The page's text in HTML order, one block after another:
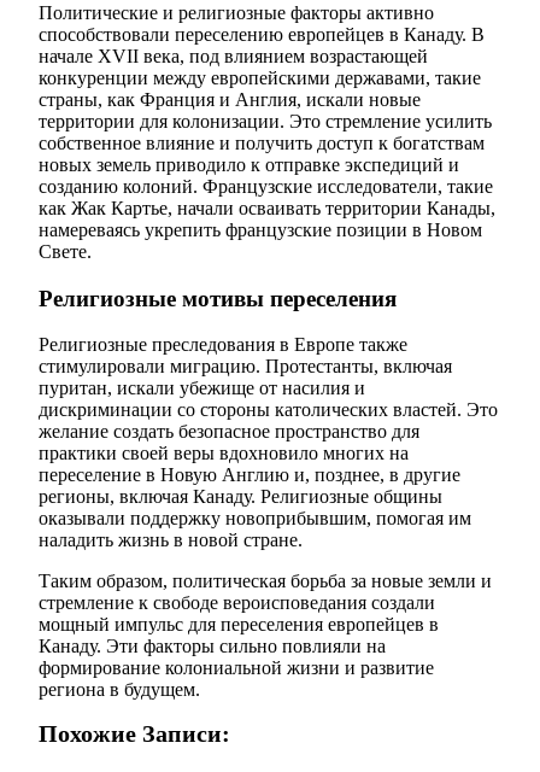
Политические и религиозные факторы активно
способствовали переселению европейцев в Канаду. В
начале XVII века, под влиянием возрастающей
конкуренции между европейскими державами, такие
страны, как Франция и Англия, искали новые
территории для колонизации. Это стремление усилить
собственное влияние и получить доступ к богатствам
новых земель приводило к отправке экспедиций и
созданию колоний. Французские исследователи, такие
как Жак Картье, начали осваивать территории Канады,
намереваясь укрепить французские позиции в Новом
Свете.
Религиозные мотивы переселения
Религиозные преследования в Европе также
стимулировали миграцию. Протестанты, включая
пуритан, искали убежище от насилия и
дискриминации со стороны католических властей. Это
желание создать безопасное пространство для
практики своей веры вдохновило многих на
переселение в Новую Англию и, позднее, в другие
регионы, включая Канаду. Религиозные общины
оказывали поддержку новоприбывшим, помогая им
наладить жизнь в новой стране.
Таким образом, политическая борьба за новые земли и
стремление к свободе вероисповедания создали
мощный импульс для переселения европейцев в
Канаду. Эти факторы сильно повлияли на
формирование колониальной жизни и развитие
региона в будущем.
Похожие Записи: